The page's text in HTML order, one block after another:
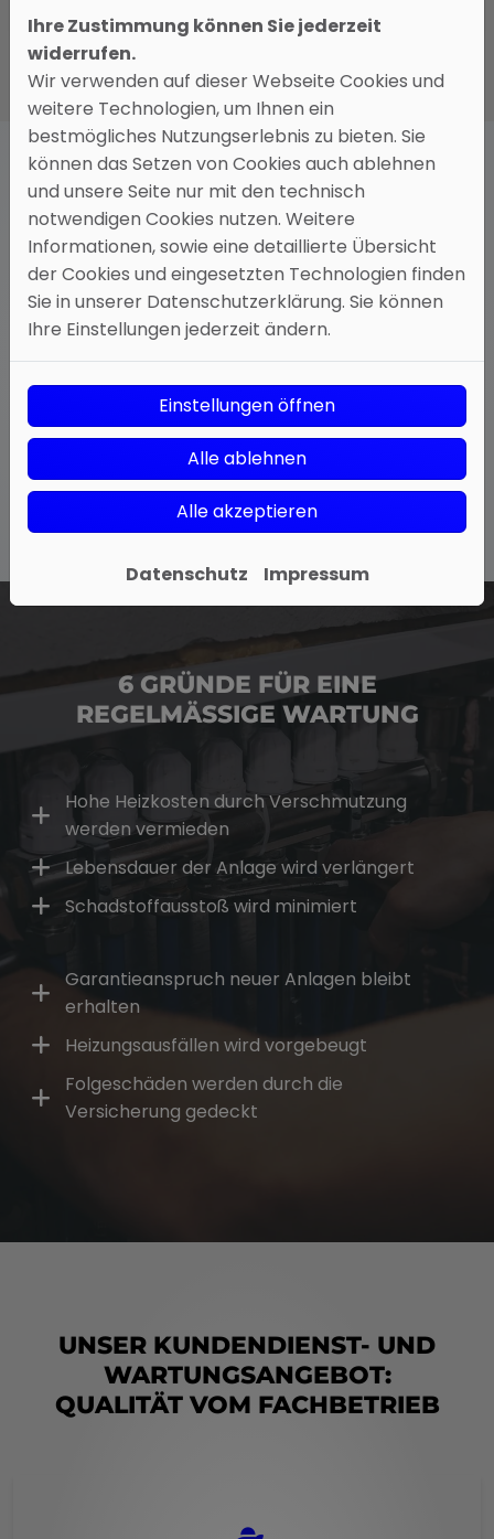
KUNDENDIENST UND WARTUNG
Service vom Fachbetrieb in Kiel-Russee
Eine regelmäßige Wartung der Heizungsanlage
wird nicht nur von den Herstellern empfohlen,
Haustechnik GmbH ist Ihr zertifizierter
Fachbetrieb für Kundendienst und Wartung Ihrer
6 GRÜNDE FÜR EINE
REGELMÄSSIGE WARTUNG
Hohe Heizkosten durch Verschmutzung
werden vermieden
Lebensdauer der Anlage wird verlängert
Schadstoffausstoß wird minimiert
Garantieanspruch neuer Anlagen bleibt
erhalten
Heizungsausfällen wird vorgebeugt
Folgeschäden werden durch die
Versicherung gedeckt
UNSER KUNDENDIENST- UND
WARTUNGSANGEBOT:
QUALITÄT VOM FACHBETRIEB
Ihre Zustimmung können Sie jederzeit
widerrufen.
Wir verwenden auf dieser Webseite Cookies und
weitere Technologien, um Ihnen ein
bestmögliches Nutzungserlebnis zu bieten. Sie
können das Setzen von Cookies auch ablehnen
und unsere Seite nur mit den technisch
notwendigen Cookies nutzen. Weitere
Informationen, sowie eine detaillierte Übersicht
der Cookies und eingesetzten Technologien finden
Sie in unserer Datenschutzerklärung. Sie können
Ihre Einstellungen jederzeit ändern.
Einstellungen öffnen
Alle ablehnen
Alle akzeptieren
Datenschutz Impressum